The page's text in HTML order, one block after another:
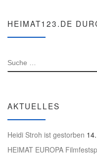
HEIMAT123.DE
SUCHE
AKTUELLES
Heidi Stroh ist gestorben
HEIMAT EUROPA